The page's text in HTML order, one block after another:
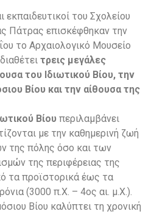
εκπαιδευτικοί του Σχολείου
Πάτρας επισκέφθηκαν την
το Αρχαιολογικό Μουσείο
τρεις μεγάλες
του Ιδιωτικού Βίου, την
Βίου και την αίθουσα της
Βίουπεριλαμβάνει
με την καθημερινή ζωή
της πόλης όσο και των
της περιφέρειας της
τα προϊστορικά έως τα
(3000 π.Χ. – 4ος αι. μ.Χ.).
Βίου καλύπτει τη χρονική